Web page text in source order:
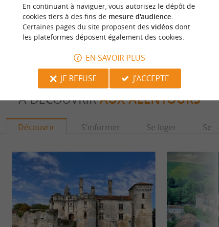
42 m - Mareuil
À DÉCOUVRIRAUX ALENTOURS
Découvrir S'informer Se loger Se
En continuant à naviguer, vous autorisez le dépôt de
cookies tiers à des fins de mesure d'audience.
Certaines pages du site proposent des vidéosdont
les plateformes déposent également des cookies.
EN SAVOIR PLUS
JE REFUSE
J'ACCEPTE